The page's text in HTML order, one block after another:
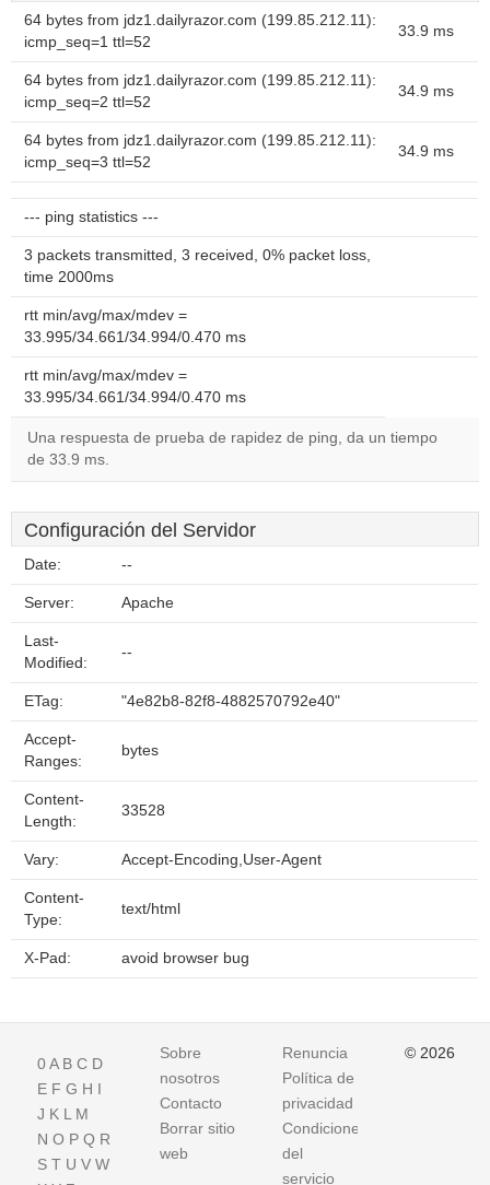
64 bytes from jdz1.dailyrazor.com (199.85.212.11):
icmp_seq=1 ttl=52
33.9 ms
64 bytes from jdz1.dailyrazor.com (199.85.212.11):
icmp_seq=2 ttl=52
34.9 ms
64 bytes from jdz1.dailyrazor.com (199.85.212.11):
icmp_seq=3 ttl=52
34.9 ms
--- ping statistics ---
3 packets transmitted, 3 received, 0% packet loss,
time 2000ms
rtt min/avg/max/mdev =
33.995/34.661/34.994/0.470 ms
rtt min/avg/max/mdev =
33.995/34.661/34.994/0.470 ms
Una respuesta de prueba de rapidez de ping, da un tiempo
de 33.9 ms.
Configuración del Servidor
Date: --
Server: Apache
Last-
Modified:
--
ETag: "4e82b8-82f8-4882570792e40"
Accept-
Ranges:
bytes
Content-
Length:
33528
Vary: Accept-Encoding,User-Agent
Content-
Type:
text/html
X-Pad: avoid browser bug
0A B C D
E F G H I
J K L M
N O P Q R
S T U V W
Sobre
nosotros
Contacto
Borrar sitio
web
Renuncia
Política de
privacidad
Condiciones
del
servicio
© 2026